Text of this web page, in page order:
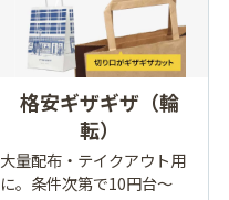
格安ギザギザ（輪
転）
大量配布・テイクアウト用
に。条件次第で10円台～